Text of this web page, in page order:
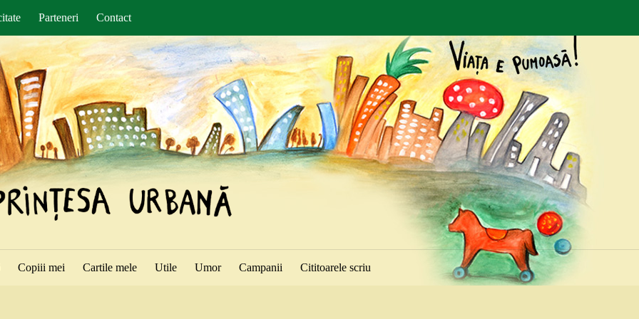
Parteneri Contact
Copiii mei Cartile mele Utile Umor Campanii Cititoarele scriu